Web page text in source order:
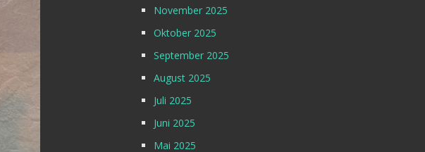
November 2025
Oktober 2025
September 2025
August 2025
Juli 2025
Juni 2025
Mai 2025